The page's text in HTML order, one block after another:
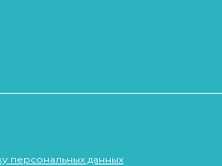
персональных данных